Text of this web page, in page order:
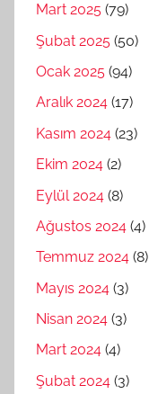
Mart 2025 (79)
Şubat 2025 (50)
Ocak 2025 (94)
Aralık 2024 (17)
Kasım 2024 (23)
Ekim 2024 (2)
Eylül 2024 (8)
Ağustos 2024 (4)
Temmuz 2024 (8)
Mayıs 2024 (3)
Nisan 2024 (3)
Mart 2024 (4)
Şubat 2024 (3)